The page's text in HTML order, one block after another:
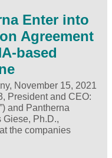
Enter into
Agreement
based
November 15, 2021
President and CEO:
and Pantherna
Ph.D.,
the companies